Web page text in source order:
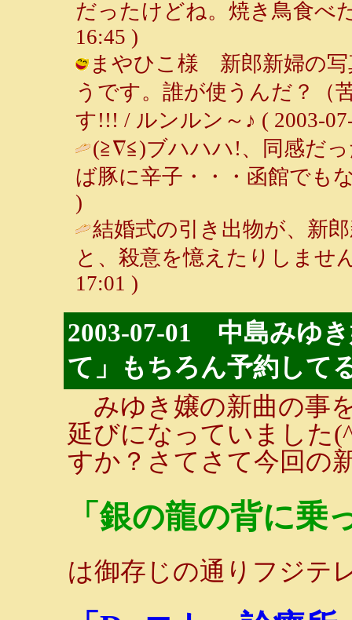
だったけどね。焼き鳥食べ
16:45 )
まやひこ様 新郎新婦の写
うです。誰が使うんだ？（
す!!! / ルンルン～♪ ( 2003-
(≧∇≦)ブハハハ!、同感だ
ば豚に辛子・・・函館でも
)
結婚式の引き出物が、新
と、殺意を憶えたりしませ
17:01 )
2003-07-01 中島みゆ
て」もちろん予約して
みゆき嬢の新曲の事
延びになっていました
すか？さてさて今回の
「銀の龍の背に乗
は御存じの通りフジテ